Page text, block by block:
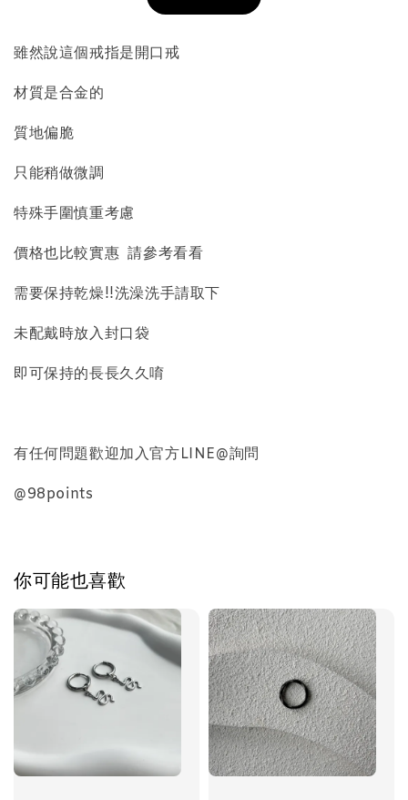
NT$ 298
-
NT$ 69
- +
雖然說這個戒指是開口戒
材質是合金的
質地偏脆
只能稍做微調
特殊手圍慎重考慮
價格也比較實惠 請參考看看
需要保持乾燥!!洗澡洗手請取下
未配戴時放入封口袋
即可保持的長長久久唷
有任何問題歡迎加入官方LINE@詢問
@98points
你可能也喜歡